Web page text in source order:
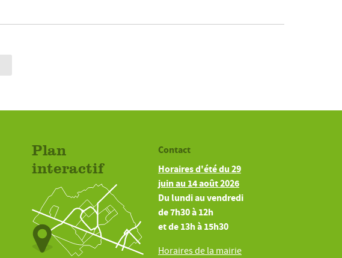
Plan
interactif
Contact
Horaires d'été du 29
juin au 14 août 2026
Du lundi au vendredi
de 7h30 à 12h
et de 13h à 15h30
Horaires de la mairie